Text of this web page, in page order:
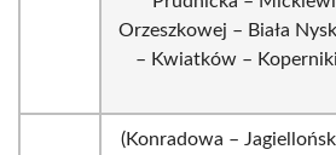
Orzeszkowej – Biała
– Kwiatków –
(Konradowa –